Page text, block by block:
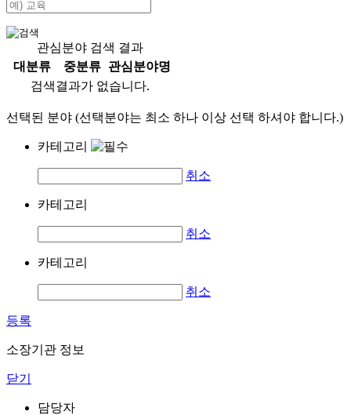
관심분야 검색 결과
대분류
중분류
관심분야명
검색결과가 없습니다.
선택된 분야 (선택분야는 최소 하나 이상 선택 하셔야 합니다.)
카테고리
취소
카테고리
취소
카테고리
취소
등록
소장기관 정보
닫기
담당자